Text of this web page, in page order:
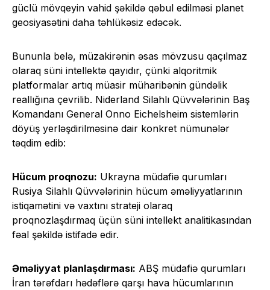
güclü mövqeyin vahid şəkildə qəbul edilməsi planet
geosiyasətini daha təhlükəsiz edəcək.
Bununla belə, müzakirənin əsas mövzusu qaçılmaz
olaraq süni intellektə qayıdır, çünki alqoritmik
platformalar artıq müasir müharibənin gündəlik
reallığına çevrilib. Niderland Silahlı Qüvvələrinin Baş
Komandanı General Onno Eichelsheim sistemlərin
döyüş yerləşdirilməsinə dair konkret nümunələr
təqdim edib:
Hücum proqnozu: Ukrayna müdafiə qurumları
Rusiya Silahlı Qüvvələrinin hücum əməliyyatlarının
istiqamətini və vaxtını strateji olaraq
proqnozlaşdırmaq üçün süni intellekt analitikasından
fəal şəkildə istifadə edir.
Əməliyyat planlaşdırması: ABŞ müdafiə qurumları
İran tərəfdarı hədəflərə qarşı hava hücumlarının